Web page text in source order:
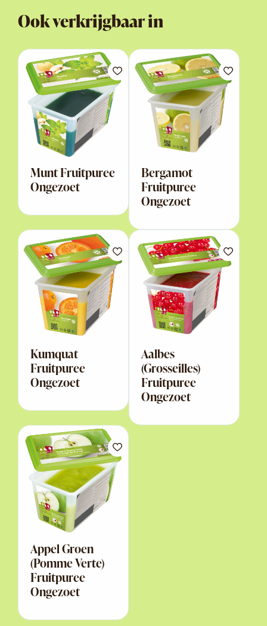
Ook verkrijgbaar in
Munt Fruitpuree
Ongezoet
Bergamot
Fruitpuree
Ongezoet
Kumquat
Fruitpuree
Ongezoet
Aalbes
(Grosseilles)
Fruitpuree
Ongezoet
Appel Groen
(Pomme Verte)
Fruitpuree
Ongezoet